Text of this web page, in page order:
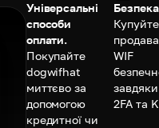
Універсальні
способи
оплати.
Покупайте
dogwifhat
миттєво за
допомогою
кредитної чи
WIF
завдяки
2FA та